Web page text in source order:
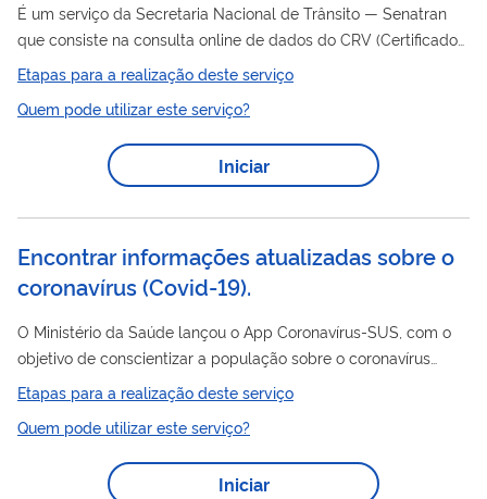
É um serviço da Secretaria Nacional de Trânsito — Senatran
que consiste na consulta online de dados do CRV (Certificado
do Registro do Veículo) antigamente chamado de DUT. O CRV
é o documento utilizado para a transferência do veículo.
Algumas dasinformaçõespresentes no CRV são: Código do
chassi; Marca/ modelo; Ano de fabricação.
Etapas para a realização deste serviço
Quem pode utilizar este serviço?
Iniciar
Encontrar informações atualizadas sobre o
coronavírus (Covid-19).
O Ministério da Saúde lançou o App Coronavírus-SUS, com o
objetivo de conscientizar a população sobre o coronavírus
(Covid-19). Para isso, o aplicativo conta com as seguintes
funcionalidades: - Informativos de diversos tópicos como os
sintomas, como se prevenir, o que fazer em caso de suspeita e
infecção etc.; - Mapa indicando unidades de saúde próximas; -
Em caso de suspeita de infecção, o cidadão pode conferir se
Etapas para a realização deste serviço
Quem pode utilizar este serviço?
Iniciar